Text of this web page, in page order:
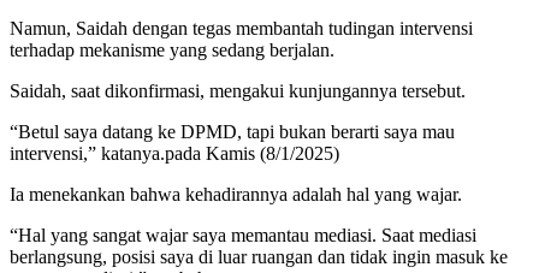
Namun, Saidah dengan tegas membantah tudingan intervensi
terhadap mekanisme yang sedang berjalan.
Saidah, saat dikonfirmasi, mengakui kunjungannya tersebut.
“Betul saya datang ke DPMD, tapi bukan berarti saya mau
intervensi,” katanya.pada Kamis (8/1/2025)
Ia menekankan bahwa kehadirannya adalah hal yang wajar.
“Hal yang sangat wajar saya memantau mediasi. Saat mediasi
berlangsung, posisi saya di luar ruangan dan tidak ingin masuk ke